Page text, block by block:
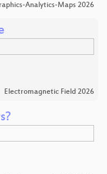
Analytics-Maps 2026
Electromagnetic Field 2026